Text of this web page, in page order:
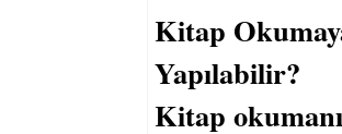
Kitap
Yapılabilir?
Kitap